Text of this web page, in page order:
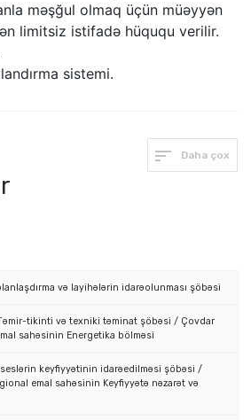
məşğul olmaq üçün müəyyən
limitsiz istifadə hüququ verilir.
sistemi.
Daha çox